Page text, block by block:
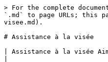
> For the complete
`.md` to page URLs; this
visee.md).
# Assistance à la visée
| Assistance à la visée